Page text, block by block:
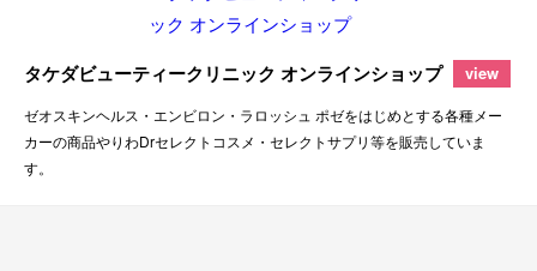
タケダビューティークリニック オンラインショップ view
ゼオスキンヘルス・エンビロン・ラロッシュ ポゼをはじめとする各種メー
カーの商品やりわDrセレクトコスメ・セレクトサプリ等を販売していま
す。